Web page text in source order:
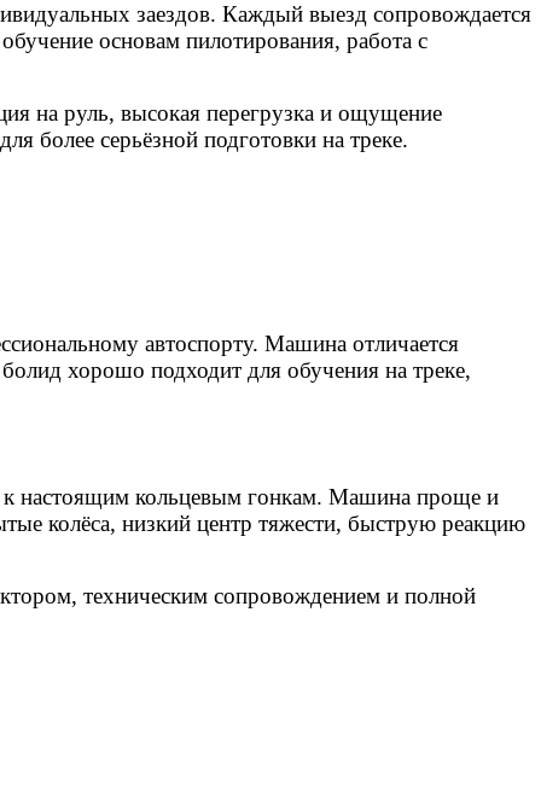
заездов. Каждый выезд сопровождается
основам пилотирования, работа с
на руль, высокая перегрузка и ощущение
более серьёзной подготовки на треке.
автоспорту. Машина отличается
хорошо подходит для обучения на треке,
к настоящим кольцевым гонкам. Машина проще и
колёса, низкий центр тяжести, быструю реакцию
техническим сопровождением и полной